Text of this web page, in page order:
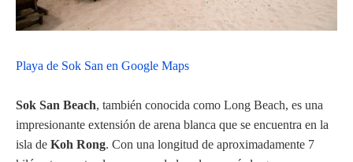
Playa de Sok San en Google Maps
Sok San Beach, también conocida como Long Beach, es una
impresionante extensión de arena blanca que se encuentra en la
isla de Koh Rong. Con una longitud de aproximadamente 7